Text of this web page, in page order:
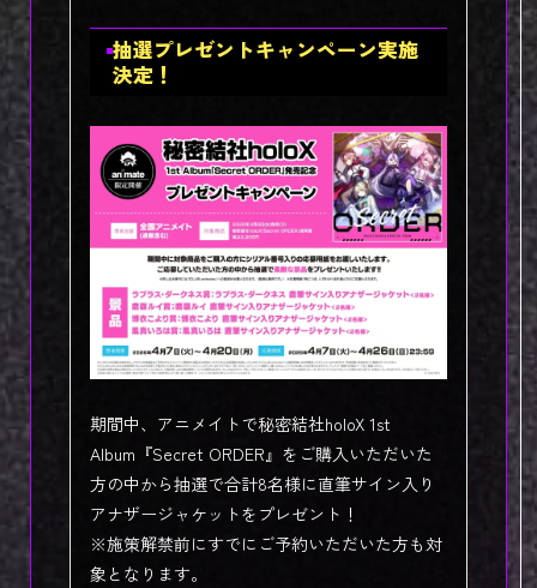
抽選プレゼントキャンペーン実施
決定！
期間中、アニメイトで秘密結社holoX 1st
Album『Secret ORDER』をご購入いただいた
方の中から抽選で合計8名様に直筆サイン入り
アナザージャケットをプレゼント！
※施策解禁前にすでにご予約いただいた方も対
象となります。